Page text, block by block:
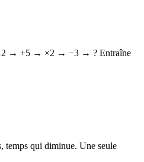
12 → +5 → ×2 → −3 → ? Entraîne
temps qui diminue. Une seule